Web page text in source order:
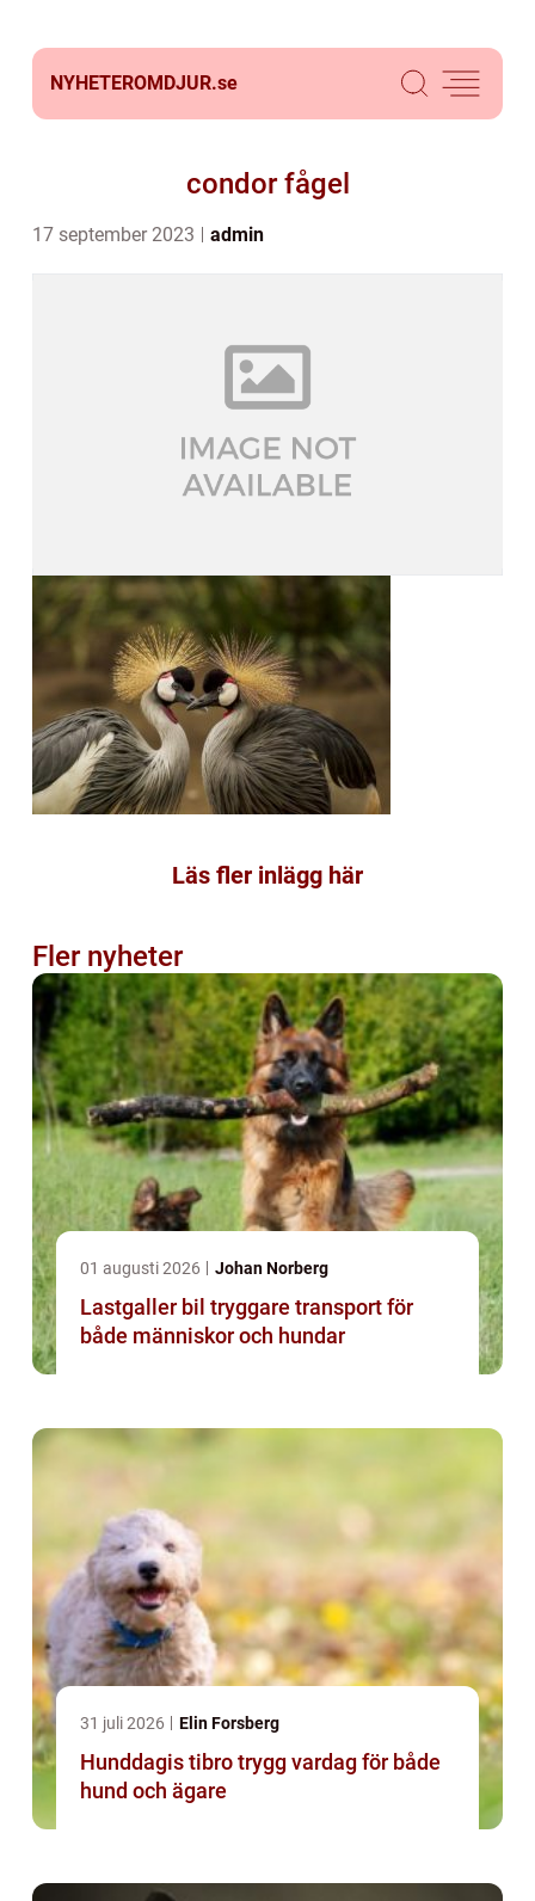
NYHETEROMDJUR.se
condor fågel
17 september 2023 admin
Läs fler inlägg här
Fler nyheter
01 augusti 2026 Johan Norberg
Lastgaller bil tryggare transport för
både människor och hundar
31 juli 2026 Elin Forsberg
Hunddagis tibro trygg vardag för både
hund och ägare